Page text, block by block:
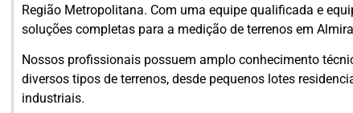
Região Metropolitana. Com uma equipe qualificada e
soluções completas para a medição de terrenos em
Nossos profissionais possuem amplo conhecimento
diversos tipos de terrenos, desde pequenos lotes
industriais.